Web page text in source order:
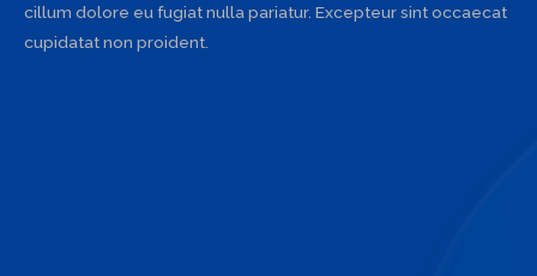
cillum dolore eu fugiat nulla pariatur. Excepteur sint occaecat
cupidatat non proident.